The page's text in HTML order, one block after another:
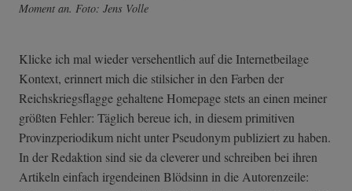
Moment an. Foto: Jens Volle
Klicke ich mal wieder versehentlich auf die Internetbeilage
Kontext, erinnert mich die stilsicher in den Farben der
Reichskriegsflagge gehaltene Homepage stets an einen meiner
größten Fehler: Täglich bereue ich, in diesem primitiven
Provinzperiodikum nicht unter Pseudonym publiziert zu haben.
In der Redaktion sind sie da cleverer und schreiben bei ihren
Artikeln einfach irgendeinen Blödsinn in die Autorenzeile: